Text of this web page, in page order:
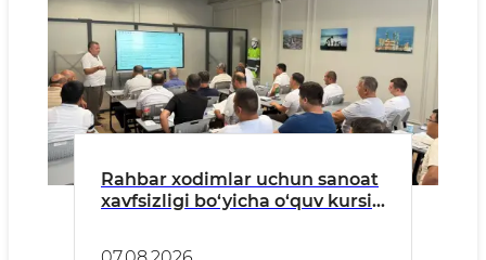
Rahbar xodimlar uchun sanoat
xavfsizligi bo‘yicha o‘quv kursi